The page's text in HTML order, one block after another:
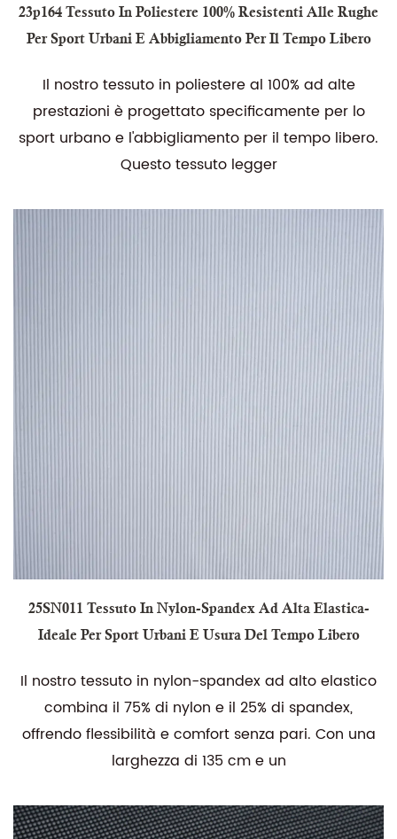
23p164 Tessuto In Poliestere 100% Resistenti Alle Rughe
Per Sport Urbani E Abbigliamento Per Il Tempo Libero
Il nostro tessuto in poliestere al 100% ad alte
prestazioni è progettato specificamente per lo
sport urbano e l'abbigliamento per il tempo libero.
Questo tessuto legger
25SN011 Tessuto In Nylon-Spandex Ad Alta Elastica-
Ideale Per Sport Urbani E Usura Del Tempo Libero
Il nostro tessuto in nylon-spandex ad alto elastico
combina il 75% di nylon e il 25% di spandex,
offrendo flessibilità e comfort senza pari. Con una
larghezza di 135 cm e un